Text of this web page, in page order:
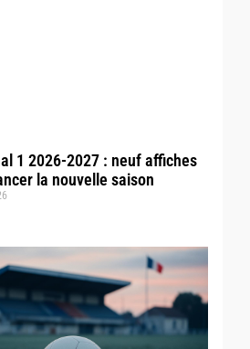
1 2026-2027 : neuf affiches
la nouvelle saison